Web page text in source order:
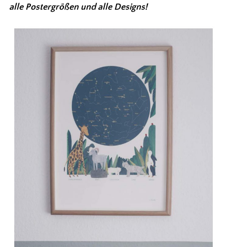
alle Postergrößen und alle Designs!